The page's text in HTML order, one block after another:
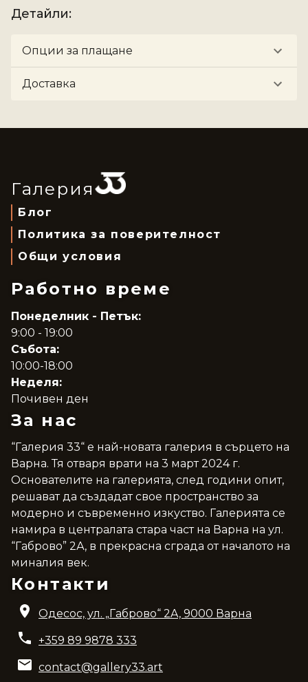
Детайли:
Опции за плащане
Доставка
Галерия
Блог
Политика за поверителност
Общи условия
Работно време
Понеделник - Петък:
9:00 - 19:00
Събота:
10:00-18:00
Неделя:
Почивен ден
За нас
“Галерия 33“ е най-новата галерия в сърцето на
Варна. Тя отваря врати на 3 март 2024 г.
Основателите на галерията, след години опит,
решават да създадат свое пространство за
модерно и съвременно изкуство. Галерията се
намира в централата стара част на Варна на ул.
“Габрово” 2А, в прекрасна сграда от началото на
миналия век.
Контакти
Одесос, ул. „Габрово“ 2A, 9000 Варна
+359 89 9878 333
contact@gallery33.art